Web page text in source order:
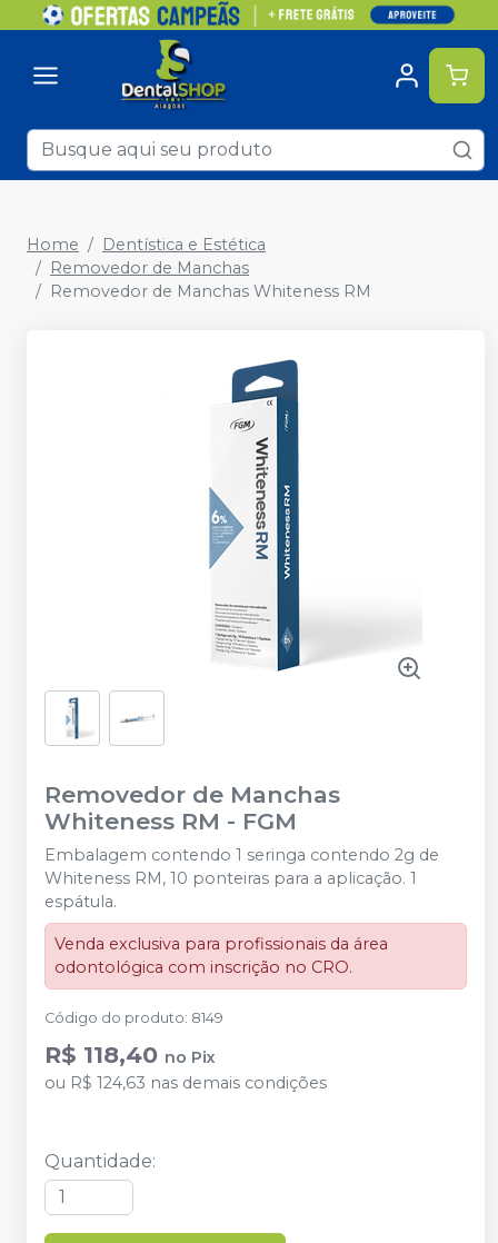
Home
Dentística e Estética
Removedor de Manchas
Removedor de Manchas Whiteness RM
Removedor de Manchas
Whiteness RM - FGM
Embalagem contendo 1 seringa contendo 2g de
Whiteness RM, 10 ponteiras para a aplicação. 1
espátula.
Venda exclusiva para profissionais da área
odontológica com inscrição no CRO.
Código do produto: 8149
R$ 118,40 no Pix
ou R$ 124,63 nas demais condições
Quantidade: